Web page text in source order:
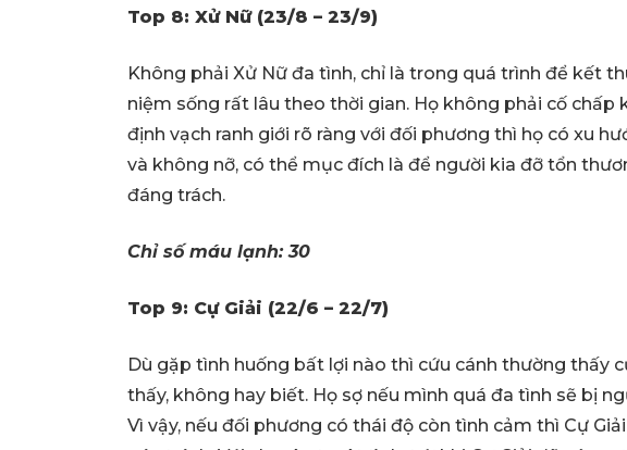
Top 8: Xử Nữ (23/8 – 23/9)
Không phải Xử Nữ đa tình, chỉ là trong quá trình để kết
niệm sống rất lâu theo thời gian. Họ không phải cố chấp
định vạch ranh giới rõ ràng với đối phương thì họ có xu
và không nỡ, có thể mục đích là để người kia đỡ tổn
đáng trách.
Chỉ số máu lạnh: 30
Top 9: Cự Giải (22/6 – 22/7)
Dù gặp tình huống bất lợi nào thì cứu cánh thường thấy
thấy, không hay biết. Họ sợ nếu mình quá đa tình sẽ bị
Vì vậy, nếu đối phương có thái độ còn tình cảm thì Cự